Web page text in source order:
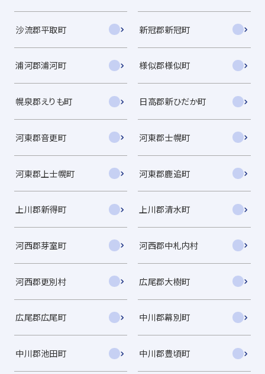
沙流郡平取町 新冠郡新冠町
浦河郡浦河町 様似郡様似町
幌泉郡えりも町 日高郡新ひだか町
河東郡音更町 河東郡士幌町
河東郡上士幌町 河東郡鹿追町
上川郡新得町 上川郡清水町
河西郡芽室町 河西郡中札内村
河西郡更別村 広尾郡大樹町
広尾郡広尾町 中川郡幕別町
中川郡池田町 中川郡豊頃町